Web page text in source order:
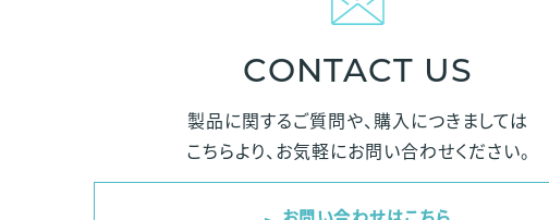
CONTACT US
製品に関するご質問や、購入につきましては
こちらより、お気軽にお問い合わせください。